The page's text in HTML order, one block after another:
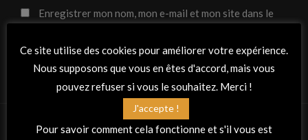
Enregistrer mon nom, mon e-mail et mon site dans le
Ce site utilise des cookies pour améliorer votre expérience.
Nous supposons que vous en êtes d'accord, mais vous
pouvez refuser si vous le souhaitez. Merci !
J'accepte !
Pour savoir comment cela fonctionne et s'il vous est